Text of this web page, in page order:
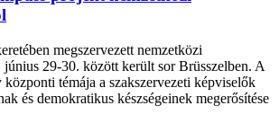
megszervezett nemzetközi
június 29-30. között került sor Brüsszelben. A
központi témája a szakszervezeti képviselők
és demokratikus készségeinek megerősítése